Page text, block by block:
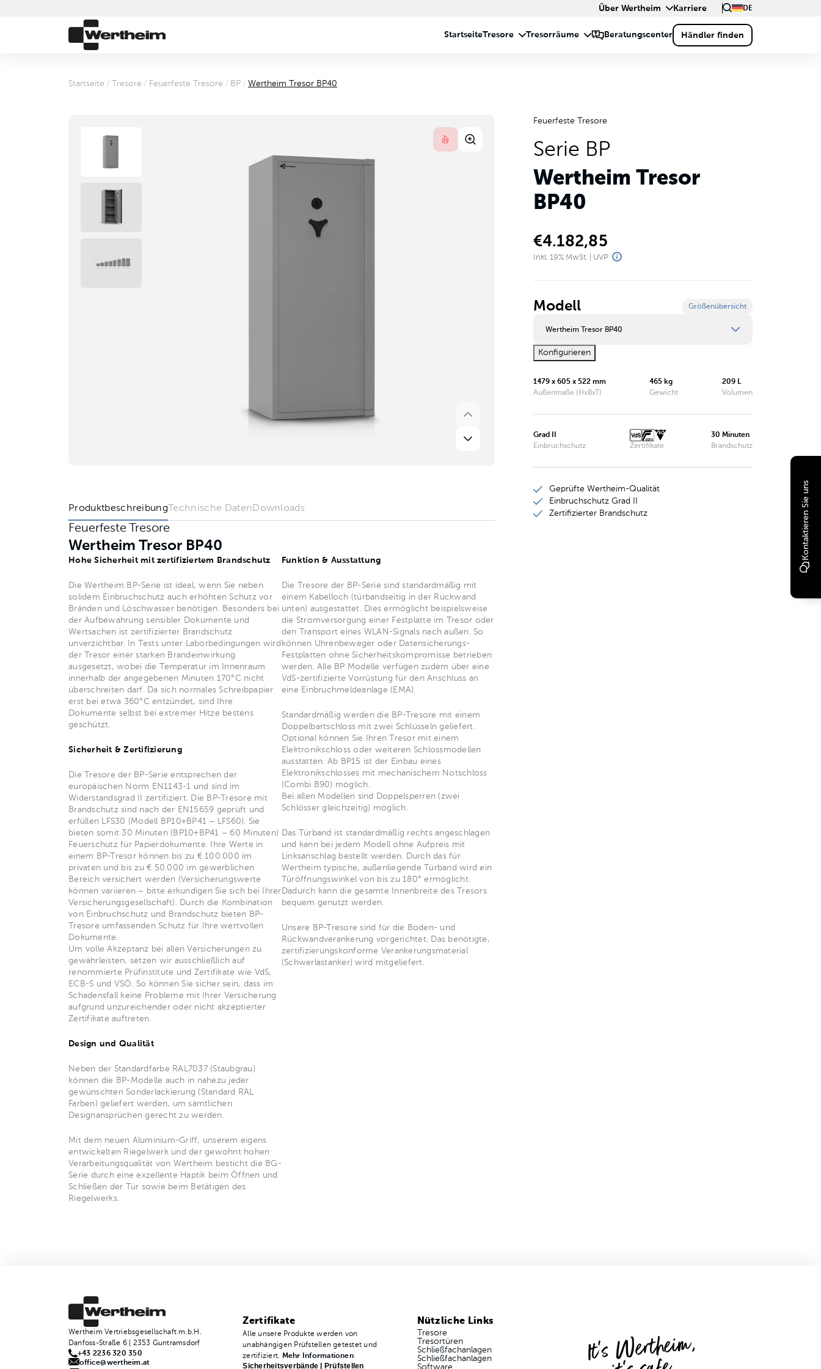
Über Wertheim Karriere DE
Kontaktieren Sie uns
Startseite / Tresore / Feuerfeste Tresore / BP / Wertheim Tresor BP40
Feuerfeste Tresore
Serie BP
Wertheim Tresor
BP40
€4.182,85
Inkl. 19% MwSt. | UVP
Modell Größenübersicht
Wertheim Tresor BP40
Wertheim Tresor BP10
Wertheim Tresor BP15
Wertheim Tresor BP25
Wertheim Tresor BP40
Konfigurieren
1479 x 605 x 522 mm
Außenmaße (HxBxT)
465 kg
Gewicht
209 L
Volumen
Grad II
Einbruchschutz
Zertifikate
30 Minuten
Brandschutz
Geprüfte Wertheim-Qualität
Einbruchschutz Grad II
Zertifizierter Brandschutz
ProduktbeschreibungTechnische Daten Downloads
Feuerfeste Tresore
Wertheim Tresor BP40
Hohe Sicherheit mit zertifiziertem Brandschutz
Die Wertheim BP-Serie ist ideal, wenn Sie neben
solidem Einbruchschutz auch erhöhten Schutz vor
Bränden und Löschwasser benötigen. Besonders bei
der Aufbewahrung sensibler Dokumente und
Wertsachen ist zertifizierter Brandschutz
unverzichtbar. In Tests unter Laborbedingungen wird
der Tresor einer starken Brandeinwirkung
ausgesetzt, wobei die Temperatur im Innenraum
innerhalb der angegebenen Minuten 170°C nicht
überschreiten darf. Da sich normales Schreibpapier
erst bei etwa 360°C entzündet, sind Ihre
Dokumente selbst bei extremer Hitze bestens
geschützt.
Sicherheit & Zertifizierung
Die Tresore der BP-Serie entsprechen der
europäischen Norm EN1143-1 und sind im
Widerstandsgrad II zertifiziert. Die BP-Tresore mit
Brandschutz sind nach der EN15659 geprüft und
erfüllen LFS30 (Modell BP10+BP41 – LFS60). Sie
bieten somit 30 Minuten (BP10+BP41 – 60 Minuten)
Feuerschutz für Papierdokumente. Ihre Werte in
einem BP-Tresor können bis zu € 100.000 im
privaten und bis zu € 50.000 im gewerblichen
Bereich versichert werden (Versicherungswerte
können variieren – bitte erkundigen Sie sich bei Ihrer
Versicherungsgesellschaft). Durch die Kombination
von Einbruchschutz und Brandschutz bieten BP-
Tresore umfassenden Schutz für Ihre wertvollen
Dokumente.
Um volle Akzeptanz bei allen Versicherungen zu
gewährleisten, setzen wir ausschließlich auf
renommierte Prüfinstitute und Zertifikate wie VdS,
ECB-S und VSÖ. So können Sie sicher sein, dass im
Schadensfall keine Probleme mit Ihrer Versicherung
aufgrund unzureichender oder nicht akzeptierter
Zertifikate auftreten.
Design und Qualität
Neben der Standardfarbe RAL7037 (Staubgrau)
können die BP-Modelle auch in nahezu jeder
gewünschten Sonderlackierung (Standard RAL
Farben) geliefert werden, um sämtlichen
Designansprüchen gerecht zu werden.
Mit dem neuen Aluminium-Griff, unserem eigens
entwickelten Riegelwerk und der gewohnt hohen
Verarbeitungsqualität von Wertheim besticht die BG-
Serie durch eine exzellente Haptik beim Öffnen und
Schließen der Tür sowie beim Betätigen des
Riegelwerks.
Funktion & Ausstattung
Die Tresore der BP-Serie sind standardmäßig mit
einem Kabelloch (türbandseitig in der Rückwand
unten) ausgestattet. Dies ermöglicht beispielsweise
die Stromversorgung einer Festplatte im Tresor oder
den Transport eines WLAN-Signals nach außen. So
können Uhrenbeweger oder Datensicherungs-
Festplatten ohne Sicherheitskompromisse betrieben
werden. Alle BP Modelle verfügen zudem über eine
VdS-zertifizierte Vorrüstung für den Anschluss an
eine Einbruchmeldeanlage (EMA).
Standardmäßig werden die BP-Tresore mit einem
Doppelbartschloss mit zwei Schlüsseln geliefert.
Optional können Sie Ihren Tresor mit einem
Elektronikschloss oder weiteren Schlossmodellen
ausstatten. Ab BP15 ist der Einbau eines
Elektronikschlosses mit mechanischem Notschloss
(Combi B90) möglich.
Bei allen Modellen sind Doppelsperren (zwei
Schlösser gleichzeitig) möglich.
Das Türband ist standardmäßig rechts angeschlagen
und kann bei jedem Modell ohne Aufpreis mit
Linksanschlag bestellt werden. Durch das für
Wertheim typische, außenliegende Türband wird ein
Türöffnungswinkel von bis zu 180° ermöglicht.
Dadurch kann die gesamte Innenbreite des Tresors
bequem genutzt werden.
Unsere BP-Tresore sind für die Boden- und
Rückwandverankerung vorgerichtet. Das benötigte,
zertifizierungskonforme Verankerungsmaterial
(Schwerlastanker) wird mitgeliefert.
Wertheim Vertriebsgesellschaft m.b.H.
Danfoss-Straße 6 | 2353 Guntramsdorf
+43 2236 320 350
office@wertheim.at
Zertifikate
Alle unsere Produkte werden von
unabhängigen Prüfstellen getestet und
zertifiziert. Mehr Informationen
Sicherheitsverbände | Prüfstellen
Nützliche Links
Tresore
Tresortüren
Schließfachanlagen
Schließfachanlagen
Software
It's Wertheim,